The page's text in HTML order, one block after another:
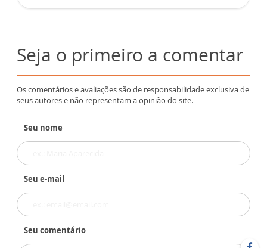
Seja o primeiro a comentar
Os comentários e avaliações são de responsabilidade exclusiva de
seus autores e não representam a opinião do site.
Seu nome
Seu e-mail
Seu comentário